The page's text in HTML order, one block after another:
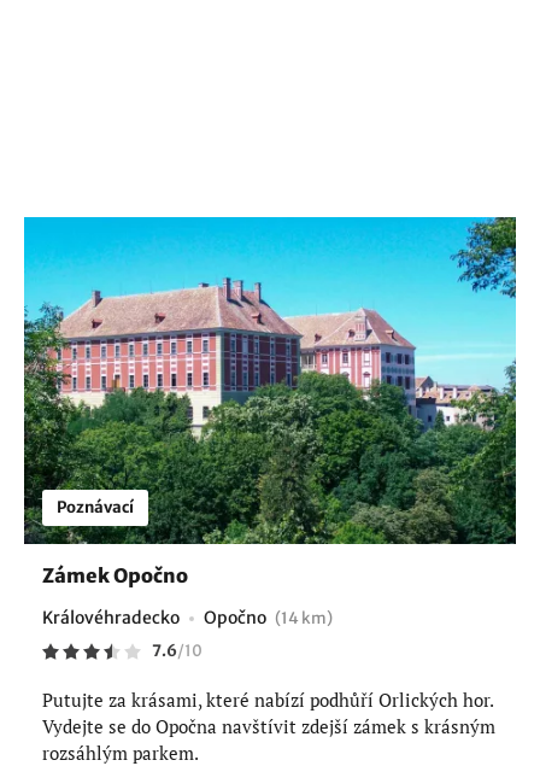
Poznávací
Zámek Opočno
Královéhradecko Opočno (14 km)
7.6/10
Putujte za krásami, které nabízí podhůří Orlických hor.
Vydejte se do Opočna navštívit zdejší zámek s krásným
rozsáhlým parkem.